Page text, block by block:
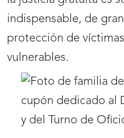
indispensable, de
protección de
vulnerables.